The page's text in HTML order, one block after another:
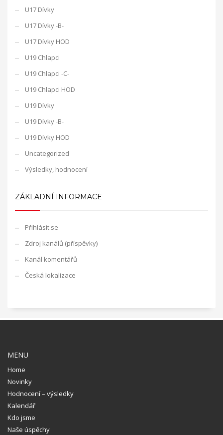
U17 Dívky
U17 Dívky -B-
U17 Dívky HOD
U19 Chlapci
U19 Chlapci -C-
U19 Chlapci HOD
U19 Dívky
U19 Dívky -B-
U19 Dívky HOD
Uncategorized
Výsledky, hodnocení
ZÁKLADNÍ INFORMACE
Přihlásit se
Zdroj kanálů (příspěvky)
Kanál komentářů
Česká lokalizace
MENU
Home
Novinky
Hodnocení – výsledky
Kalendář
Kdo jsme
Naše úspěchy